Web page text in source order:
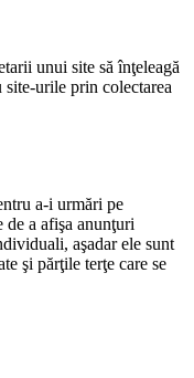
unui site să înţeleagă
urile prin colectarea
a-i urmări pe
de a afişa anunţuri
aşadar ele sunt
şi părţile terţe care se